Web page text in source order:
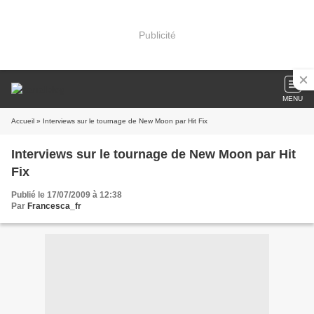
Publicité
MENU
Accueil » Interviews sur le tournage de New Moon par Hit Fix
Interviews sur le tournage de New Moon par Hit
Fix
Publié le 17/07/2009 à 12:38
Par Francesca_fr